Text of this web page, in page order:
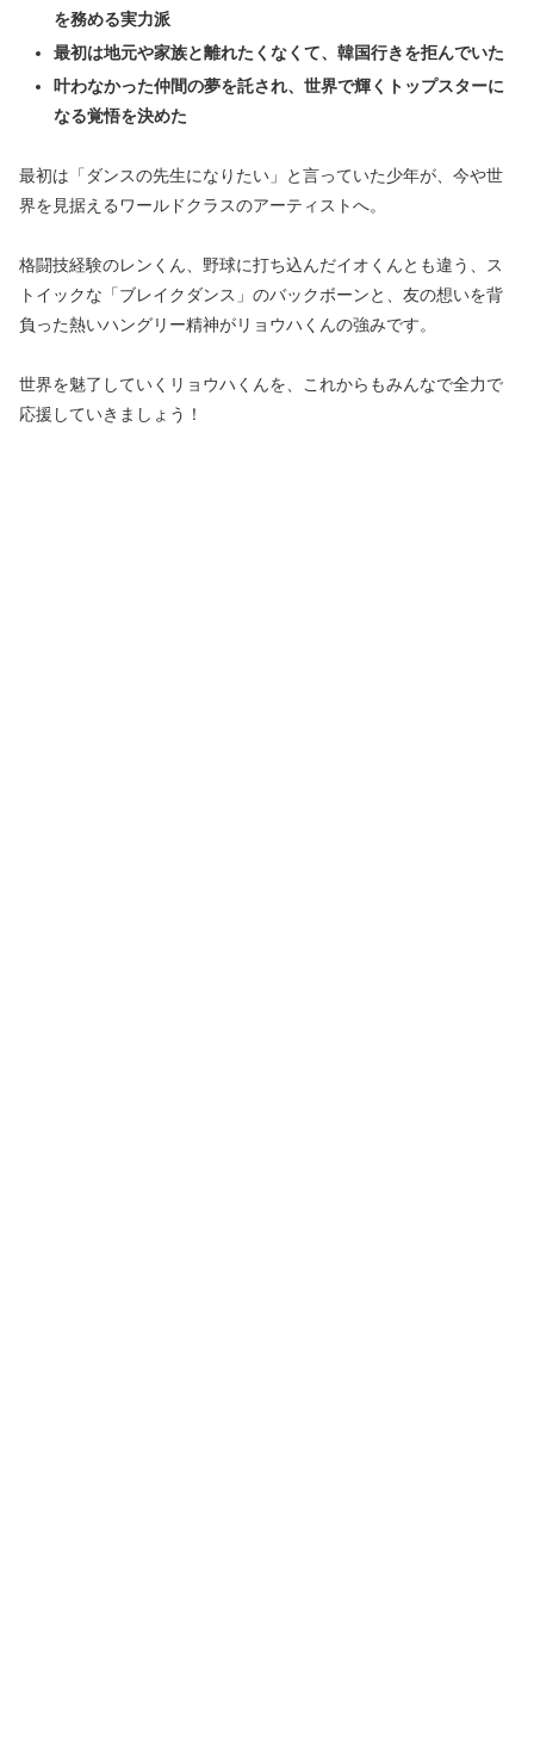
を務める実力派
最初は地元や家族と離れたくなくて、韓国行きを拒んでいた
叶わなかった仲間の夢を託され、世界で輝くトップスターに
なる覚悟を決めた
最初は「ダンスの先生になりたい」と言っていた少年が、今や世
界を見据えるワールドクラスのアーティストへ。
格闘技経験のレンくん、野球に打ち込んだイオくんとも違う、ス
トイックな「ブレイクダンス」のバックボーンと、友の想いを背
負った熱いハングリー精神がリョウハくんの強みです。
世界を魅了していくリョウハくんを、これからもみんなで全力で
応援していきましょう！